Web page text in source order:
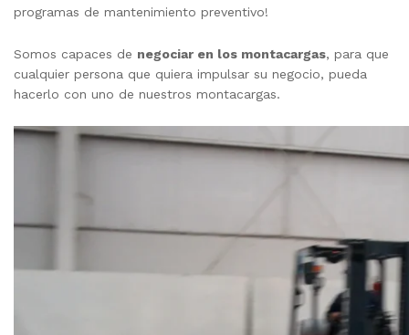
programas de mantenimiento preventivo!
Somos capaces de negociar en los montacargas, para que
cualquier persona que quiera impulsar su negocio, pueda
hacerlo con uno de nuestros montacargas.